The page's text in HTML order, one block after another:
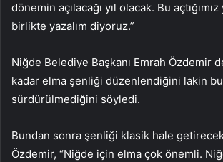
dönemin açılacağı yıl olacak. Bu
birlikte yazalım diyoruz.”
Niğde Belediye Başkanı Emrah Özdemir
kadar elma şenliği düzenlendiğini lakin
sürdürülmediğini söyledi.
Bundan sonra şenliği klasik hale
Özdemir, “Niğde için elma çok önemli.